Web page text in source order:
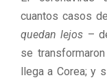
cuantos casos
quedan lejos –
se
llega a Corea; y